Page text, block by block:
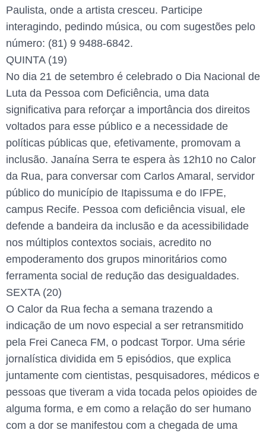
Paulista, onde a artista cresceu. Participe
interagindo, pedindo música, ou com sugestões pelo
número: (81) 9 9488-6842.
QUINTA (19)
No dia 21 de setembro é celebrado o Dia Nacional de
Luta da Pessoa com Deficiência, uma data
significativa para reforçar a importância dos direitos
voltados para esse público e a necessidade de
políticas públicas que, efetivamente, promovam a
inclusão. Janaína Serra te espera às 12h10 no Calor
da Rua, para conversar com Carlos Amaral, servidor
público do município de Itapissuma e do IFPE,
campus Recife. Pessoa com deficiência visual, ele
defende a bandeira da inclusão e da acessibilidade
nos múltiplos contextos sociais, acredito no
empoderamento dos grupos minoritários como
ferramenta social de redução das desigualdades.
SEXTA (20)
O Calor da Rua fecha a semana trazendo a
indicação de um novo especial a ser retransmitido
pela Frei Caneca FM, o podcast Torpor. Uma série
jornalística dividida em 5 episódios, que explica
juntamente com cientistas, pesquisadores, médicos e
pessoas que tiveram a vida tocada pelos opioides de
alguma forma, e em como a relação do ser humano
com a dor se manifestou com a chegada de uma